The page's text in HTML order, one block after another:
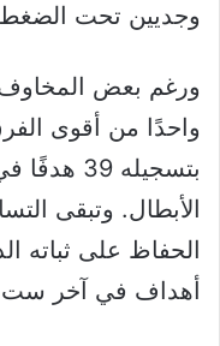
وجديين تحت
ورغم بعض المخاوف
واحدًا من أقوى
الأبطال. وتبقى
الحفاظ على ثباته
أهداف في آخر ست